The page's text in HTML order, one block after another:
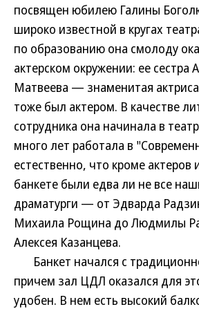
посвящен юбилею Галины
широко известной в кругах
по образованию она смолоду
актерском окружении: ее сестра
Матвеева — знаменитая
тоже был актером. В качестве
сотрудника она начинала в
много лет работала в
естественно, что кроме актеров
банкете были едва ли не все
драматурги — от Эдварда
Михаила Рощина до Людмилы
Алексея Казанцева.
Банкет начался с
причем зал ЦДЛ оказался для
удобен. В нем есть высокий